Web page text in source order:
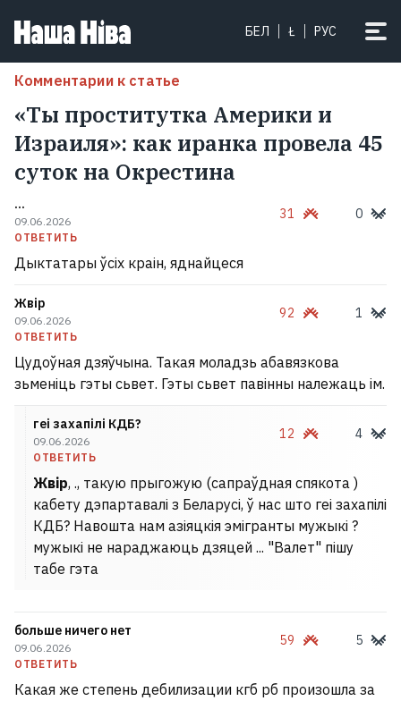
БЕЛ Ł РУС
Комментарии к статье
«Ты проститутка Америки и
Израиля»: как иранка провела 45
суток на Окрестина
...
09.06.2026
ОТВЕТИТЬ
31 0
Дыктатары ўсіх краін, яднайцеся
Жвір
09.06.2026
ОТВЕТИТЬ
92 1
Цудоўная дзяўчына. Такая моладзь абавязкова
зьменіць гэты сьвет. Гэты сьвет павінны належаць ім.
геі захапілі КДБ?
09.06.2026
ОТВЕТИТЬ
12 4
Жвір, ., такую прыгожую (сапраўдная спякота )
кабету дэпартавалі з Беларусі, ў нас што геі захапілі
КДБ? Навошта нам азіяцкія эмігранты мужыкі ?
мужыкі не нараджаюць дзяцей ... "Валет" пішу
табе гэта
больше ничего нет
09.06.2026
ОТВЕТИТЬ
59 5
Какая же степень дебилизации кгб рб произошла за